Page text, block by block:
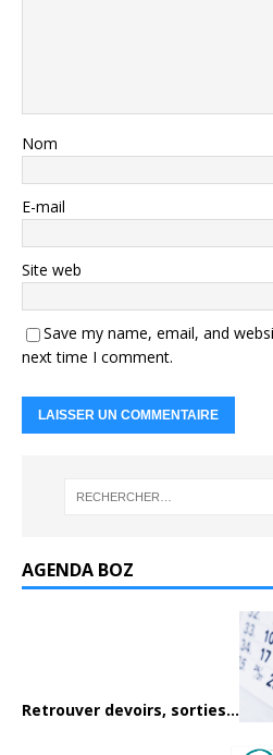
Nom
E-mail
Site web
Save my name, email, and
next time I comment.
AGENDA BOZ
Retrouver devoirs, sorties...